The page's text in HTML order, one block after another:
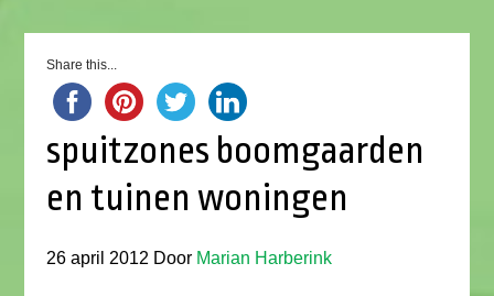
Share this...
spuitzones boomgaarden
en tuinen woningen
26 april 2012 Door Marian Harberink